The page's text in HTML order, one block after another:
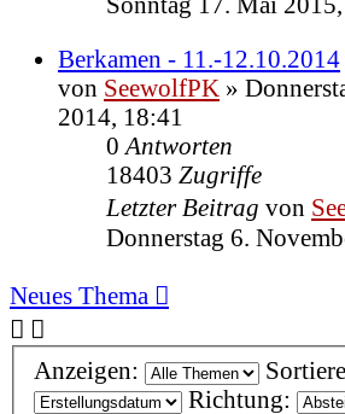
Berkamen - 11.-12.10.2014
von SeewolfPK »
2014, 18:41
0 Antworten
18403 Zugriffe
Letzter Beitrag von
Donnerstag 6.
Neues Thema
Anzeigen:
Richtung: